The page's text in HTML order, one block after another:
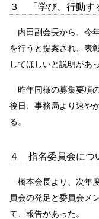
３ 「学び、行動す
内田副会長から、今
を行うと提案され、表
してほしいと説明があっ
昨年同様の募集要項
後日、事務局より速や
る。
４ 指名委員会につ
橋本会長より、次年
員会の発足と委員会メ
て、報告があった。